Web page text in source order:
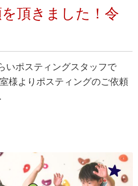
頂きました！令
いポスティングスタッフで
様よりポスティングのご依頼